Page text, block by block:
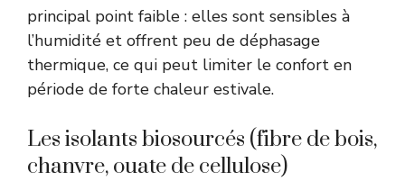
principal point faible : elles sont sensibles à
l’humidité et offrent peu de déphasage
thermique, ce qui peut limiter le confort en
période de forte chaleur estivale.
Les isolants biosourcés (fibre de bois,
chanvre, ouate de cellulose)